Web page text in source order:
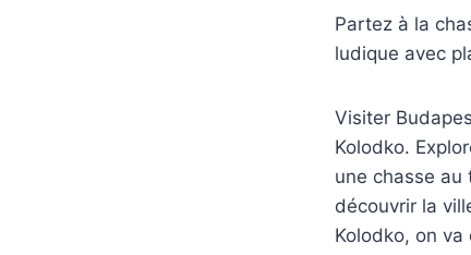
Partez à la
ludique avec
Visiter
Kolodko.
une chasse au
découvrir la
Kolodko, on